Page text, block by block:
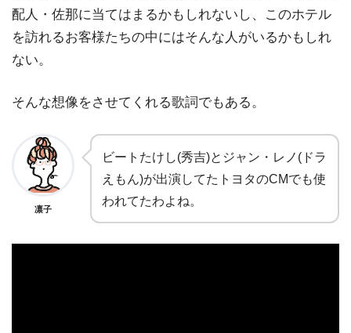
配人・佐那に当てはまるかもしれないし、このホテル
を訪れるお客様たちの中にはそんな人がいるかもしれ
ない。
そんな想像をさせてくれる歌詞でもある。
凛子
ビートたけし(秀吉)とジャン・レノ(ドラ
えもん)が出演してたトヨタのCMでも使
われてたわよね。